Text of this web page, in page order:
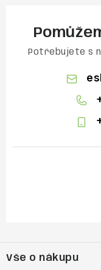
Potřebujete s
pVše o nákupu